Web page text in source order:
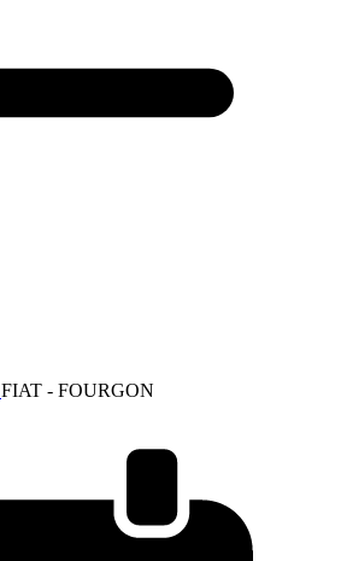
FIAT - FOURGON